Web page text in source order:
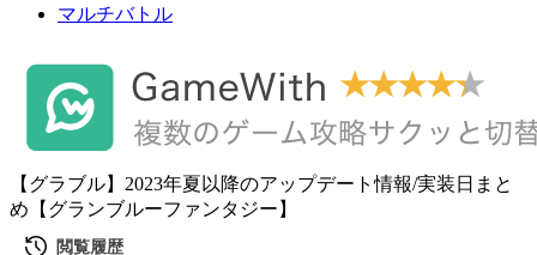
マルチバトル
【グラブル】2023年夏以降のアップデート情報/実装日まと
め【グランブルーファンタジー】